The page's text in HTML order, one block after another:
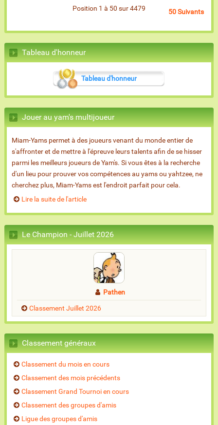
Position 1 à 50 sur 4479 50 Suivants
Tableau d'honneur
Tableau d'honneur
Jouer au yam's multijoueur
Miam-Yams permet à des joueurs venant du monde entier de
s'affronter et de mettre à l'épreuve leurs talents afin de se hisser
parmi les meilleurs joueurs de Yam's. Si vous êtes à la recherche
d'un lieu pour prouver vos compétences au yams ou yahtzee, ne
cherchez plus, Miam-Yams est l'endroit parfait pour cela.
Lire la suite de l'article
Le Champion - Juillet 2026
Pathen
Classement Juillet 2026
Classement généraux
Classement du mois en cours
Classement des mois précédents
Classement Grand Tournoi en cours
Classement des groupes d'amis
Ligue des groupes d'amis